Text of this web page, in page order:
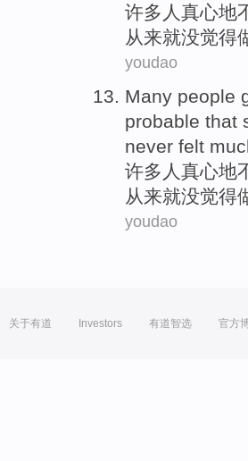
许多 人 真心地
从来就没觉得
youdao
Many people
probable that
never felt
许多 人 真心地
从来就没觉得
youdao
关于有道 Investors 有道智选 官方